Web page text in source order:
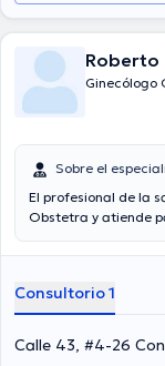
Roberto
Ginecólogo
Sobre el
El profesional de la
Obstetra y atiende
especialidad. El
miembro de
colaborado en
una formación
publicado
Consultorio 1
Calle 43, #4-26